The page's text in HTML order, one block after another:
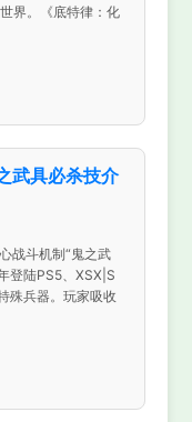
界。《底特律：化
武具必杀技介
战斗机制“鬼之武
登陆PS5、XSX|S
殊兵器。玩家吸收